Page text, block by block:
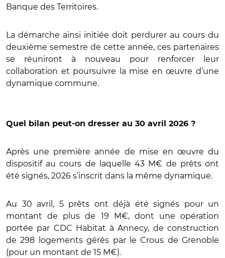
Banque des Territoires.
La démarche ainsi initiée doit perdurer au cours du
deuxième semestre de cette année, ces partenaires
se réuniront à nouveau pour renforcer leur
collaboration et poursuivre la mise en œuvre d’une
dynamique commune.
Quel bilan peut-on dresser au 30 avril 2026 ?
Après une première année de mise en œuvre du
dispositif au cours de laquelle 43 M€ de prêts ont
été signés, 2026 s’inscrit dans la même dynamique.
Au 30 avril, 5 prêts ont déjà été signés pour un
montant de plus de 19 M€, dont une opération
portée par CDC Habitat à Annecy, de construction
de 298 logements gérés par le Crous de Grenoble
(pour un montant de 15 M€).